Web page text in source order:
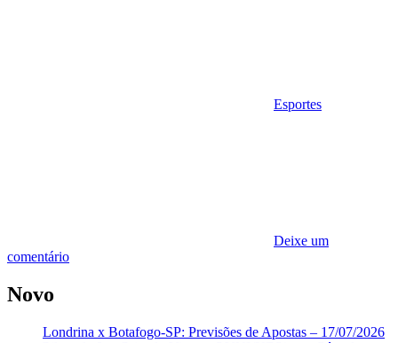
Esportes
Deixe um
comentário
Novo
Londrina x Botafogo-SP: Previsões de Apostas – 17/07/2026